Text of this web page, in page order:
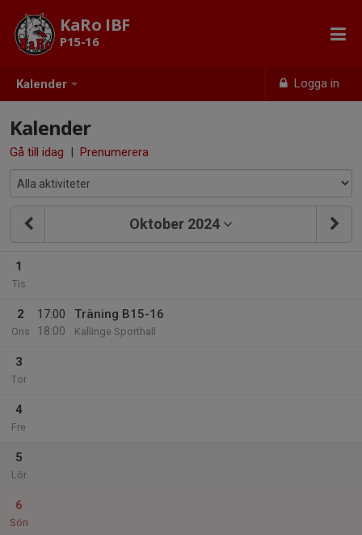
Kalender Logga in
KaRo IBF
P15-16
Kalender
Gå till idag | Prenumerera
Oktober 2024
1
Tis
2
Ons
17:00
18:00
Träning B15-16
Kallinge Sporthall
3
Tor
4
Fre
5
Lör
6
Sön